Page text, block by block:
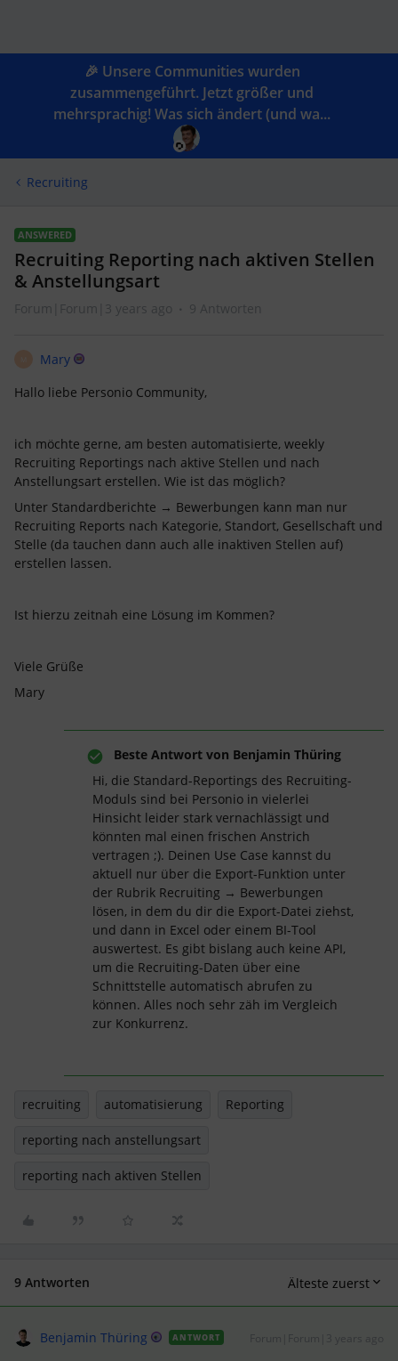
🎉 Unsere Communities wurden
zusammengeführt. Jetzt größer und
mehrsprachig! Was sich ändert (und wa...
Recruiting
ANSWERED
Recruiting Reporting nach aktiven Stellen
& Anstellungsart
Forum|Forum|3 years ago 9 Antworten
Mary
Hallo liebe Personio Community,
ich möchte gerne, am besten automatisierte, weekly
Recruiting Reportings nach aktive Stellen und nach
Anstellungsart erstellen. Wie ist das möglich?
Unter Standardberichte → Bewerbungen kann man nur
Recruiting Reports nach Kategorie, Standort, Gesellschaft und
Stelle (da tauchen dann auch alle inaktiven Stellen auf)
erstellen lassen.
Ist hierzu zeitnah eine Lösung im Kommen?
Viele Grüße
Mary
Beste Antwort von Benjamin Thüring
Hi, die Standard-Reportings des Recruiting-
Moduls sind bei Personio in vielerlei
Hinsicht leider stark vernachlässigt und
könnten mal einen frischen Anstrich
vertragen ;). Deinen Use Case kannst du
aktuell nur über die Export-Funktion unter
der Rubrik Recruiting → Bewerbungen
lösen, in dem du dir die Export-Datei ziehst,
und dann in Excel oder einem BI-Tool
auswertest. Es gibt bislang auch keine API,
um die Recruiting-Daten über eine
Schnittstelle automatisch abrufen zu
können. Alles noch sehr zäh im Vergleich
zur Konkurrenz.
recruiting automatisierung Reporting
reporting nach anstellungsart
reporting nach aktiven Stellen
9 Antworten Älteste zuerst
Benjamin Thüring ANTWORT